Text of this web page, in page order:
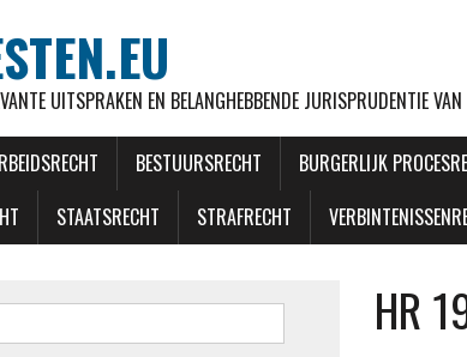
UITSPRAKEN EN BELANGHEBBENDE JURISPRUDENTIE
BESTUURSRECHT BURGERLIJK
STAATSRECHT STRAFRECHT
HR